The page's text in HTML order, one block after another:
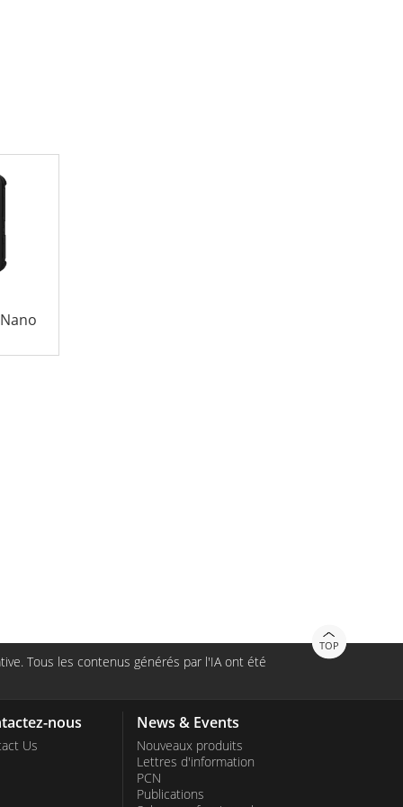
TOP
Tous les contenus générés par l'IA ont été
nous
Us
News & Events
Nouveaux produits
Lettres d'information
PCN
Publications